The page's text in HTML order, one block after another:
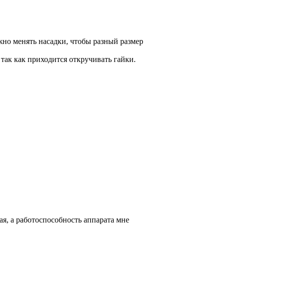
менять насадки, чтобы разный размер
как приходится откручивать гайки.
а работоспособность аппарата мне